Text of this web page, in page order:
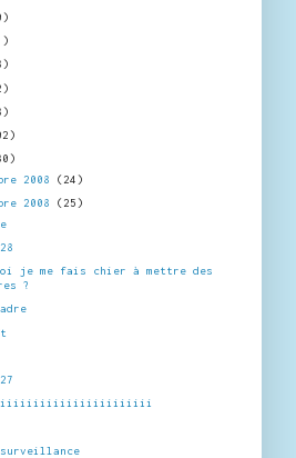
2008 (24)
2008 (25)
je me fais chier à mettre des
?